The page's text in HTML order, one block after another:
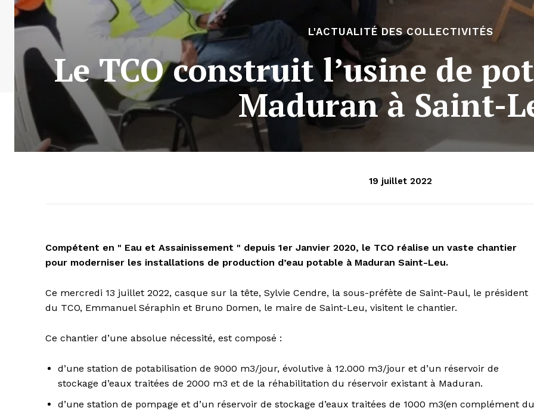
L'ACTUALITÉ DES COLLECTIVITÉS
Le TCO construit l’usine de
Maduran à Saint-
19 juillet 2022
Compétent en " Eau et Assainissement " depuis 1er Janvier 2020, le TCO réalise un vaste chantier
pour moderniser les installations de production d’eau potable à Maduran Saint-Leu.
Ce mercredi 13 juillet 2022, casque sur la tête, Sylvie Cendre, la sous-préfète de Saint-Paul, le président
du TCO, Emmanuel Séraphin et Bruno Domen, le maire de Saint-Leu, visitent le chantier.
Ce chantier d’une absolue nécessité, est composé :
d’une station de potabilisation de 9000 m3/jour, évolutive à 12.000 m3/jour et d’un réservoir de
stockage d’eaux traitées de 2000 m3 et de la réhabilitation du réservoir existant à Maduran.
d’une station de pompage et d’un réservoir de stockage d’eaux traitées de 1000 m3(en complément du